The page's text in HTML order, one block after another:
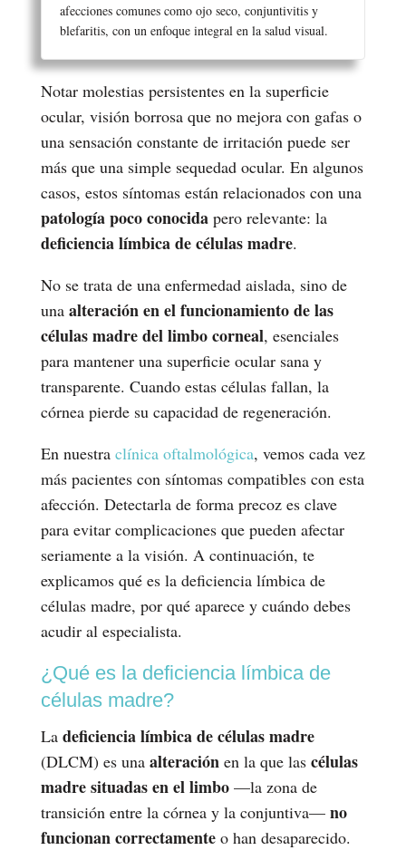
afecciones comunes como ojo seco, conjuntivitis y
blefaritis, con un enfoque integral en la salud visual.
Notar molestias persistentes en la superficie
ocular, visión borrosa que no mejora con gafas o
una sensación constante de irritación puede ser
más que una simple sequedad ocular. En algunos
casos, estos síntomas están relacionados con una
patología poco conocidapero relevante: la
deficiencia límbica de células madre.
No se trata de una enfermedad aislada, sino de
una alteración en el funcionamiento de las
células madre del limbo corneal, esenciales
para mantener una superficie ocular sana y
transparente. Cuando estas células fallan, la
córnea pierde su capacidad de regeneración.
En nuestra clínica oftalmológica, vemos cada vez
más pacientes con síntomas compatibles con esta
afección. Detectarla de forma precoz es clave
para evitar complicaciones que pueden afectar
seriamente a la visión. A continuación, te
explicamos qué es la deficiencia límbica de
células madre, por qué aparece y cuándo debes
acudir al especialista.
¿Qué es la deficiencia límbica de
células madre?
La deficiencia límbica de células madre
(DLCM) es una alteraciónen la que las células
madre situadas en el limbo—la zona de
transición entre la córnea y la conjuntiva— no
funcionan correctamenteo han desaparecido.